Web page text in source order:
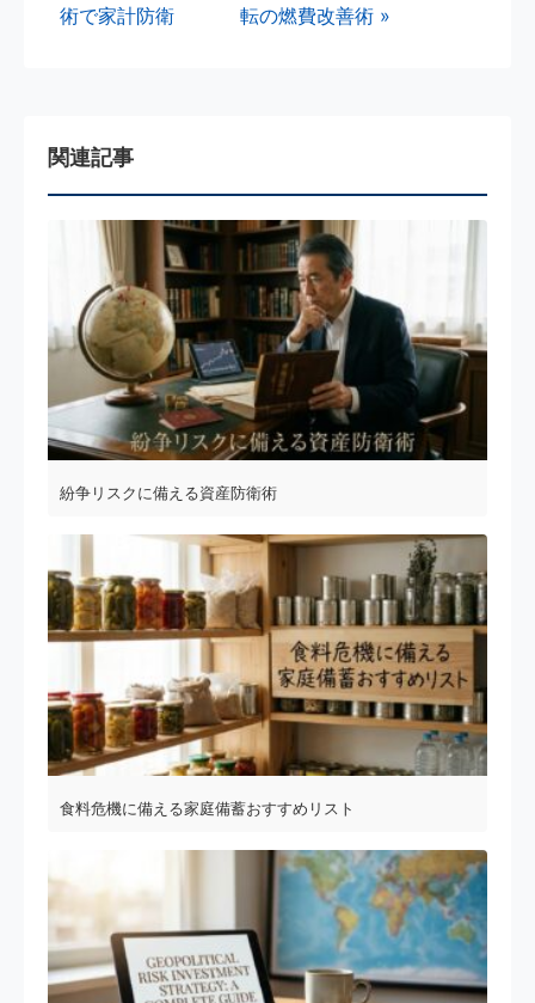
術で家計防衛 転の燃費改善術 »
関連記事
紛争リスクに備える資産防衛術
食料危機に備える家庭備蓄おすすめリスト